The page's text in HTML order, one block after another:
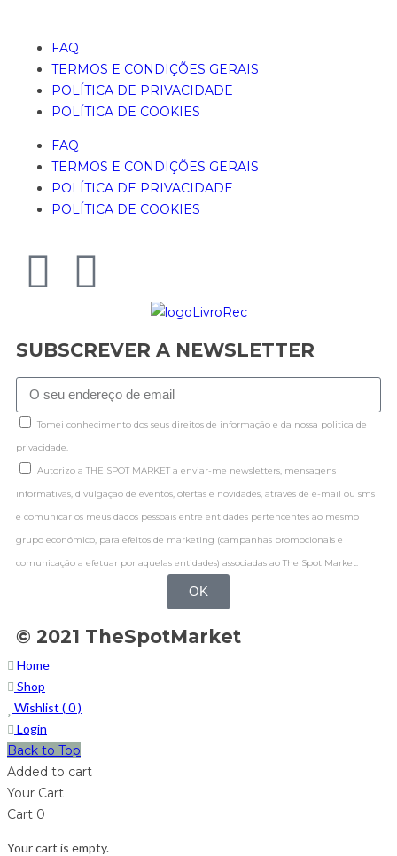
FAQ
TERMOS E CONDIÇÕES GERAIS
POLÍTICA DE PRIVACIDADE
POLÍTICA DE COOKIES
FAQ
TERMOS E CONDIÇÕES GERAIS
POLÍTICA DE PRIVACIDADE
POLÍTICA DE COOKIES
SUBSCREVER A NEWSLETTER
Tomei conhecimento dos seus direitos de informação e da nossa politica de
privacidade.
Autorizo a THE SPOT MARKET a enviar-me newsletters, mensagens
informativas, divulgação de eventos, ofertas e novidades, através de e-mail ou sms
e comunicar os meus dados pessoais entre entidades pertencentes ao mesmo
grupo económico, para efeitos de marketing (campanhas promocionais e
comunicação a efetuar por aquelas entidades) associadas ao The Spot Market.
OK
© 2021 TheSpotMarket
Home
Shop
Wishlist (0)
Login
Back to Top
Added to cart
Your Cart
Cart 0
Your cart is empty.